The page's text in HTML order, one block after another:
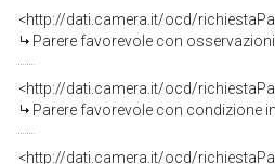
<http://dati.camera.it/ocd/
Parere favorevole con
<http://dati.camera.it/ocd/
Parere favorevole con condizione
<http://dati.camera.it/ocd/